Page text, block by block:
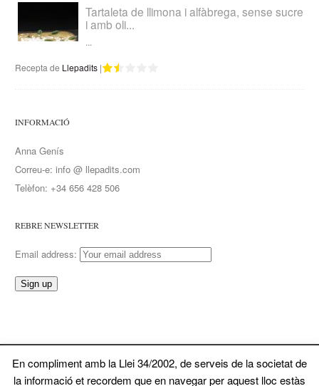
Tartaleta de llimona i alfàbrega, sense sucre
i amb oli...
...
Recepta de Llepadits |
INFORMACIÓ
Anna Genís
Correu-e: info @ llepadits.com
Telèfon: +34 656 428 506
REBRE NEWSLETTER
Email address:
© 2026 Llepadits. Tots ela drets reservats
En compliment amb la Llei 34/2002, de serveis de la societat de
la informació et recordem que en navegar per aquest lloc estàs